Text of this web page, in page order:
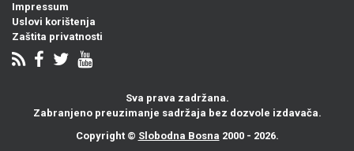
Impressum
Uslovi korištenja
Zaštita privatnosti
Sva prava zadržana.
Zabranjeno preuzimanje sadržaja bez dozvole izdavača.
Copyright © Slobodna Bosna 2000 - 2026.